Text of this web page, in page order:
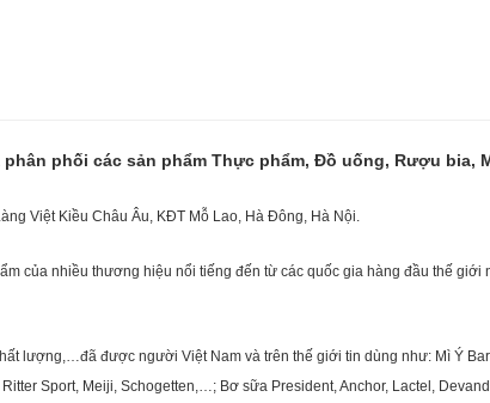
phối các sản phẩm Thực phẩm, Đồ uống, Rượu bia,
Việt Kiều Châu Âu, KĐT Mỗ Lao, Hà Đông, Hà Nội.
của nhiều thương hiệu nổi tiếng đến từ các quốc gia hàng đầu thế giới
lượng,…đã được người Việt Nam và trên thế giới tin dùng như: Mì Ý
Sport, Meiji, Schogetten,…; Bơ sữa President, Anchor, Lactel,